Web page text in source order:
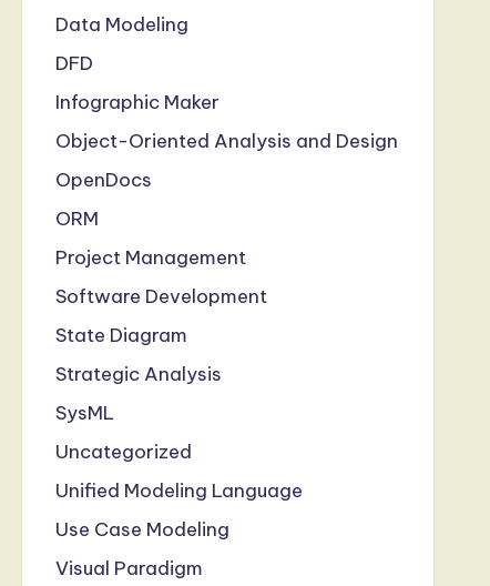
Data Modeling
DFD
Infographic Maker
Object-Oriented Analysis and Design
OpenDocs
ORM
Project Management
Software Development
State Diagram
Strategic Analysis
SysML
Uncategorized
Unified Modeling Language
Use Case Modeling
Visual Paradigm